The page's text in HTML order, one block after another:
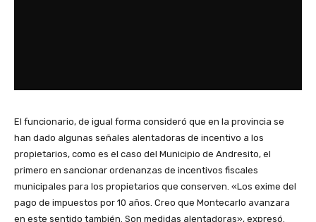
El funcionario, de igual forma consideró que en la provincia se
han dado algunas señales alentadoras de incentivo a los
propietarios, como es el caso del Municipio de Andresito, el
primero en sancionar ordenanzas de incentivos fiscales
municipales para los propietarios que conserven. «Los exime del
pago de impuestos por 10 años. Creo que Montecarlo avanzara
en este sentido también. Son medidas alentadoras», expresó.